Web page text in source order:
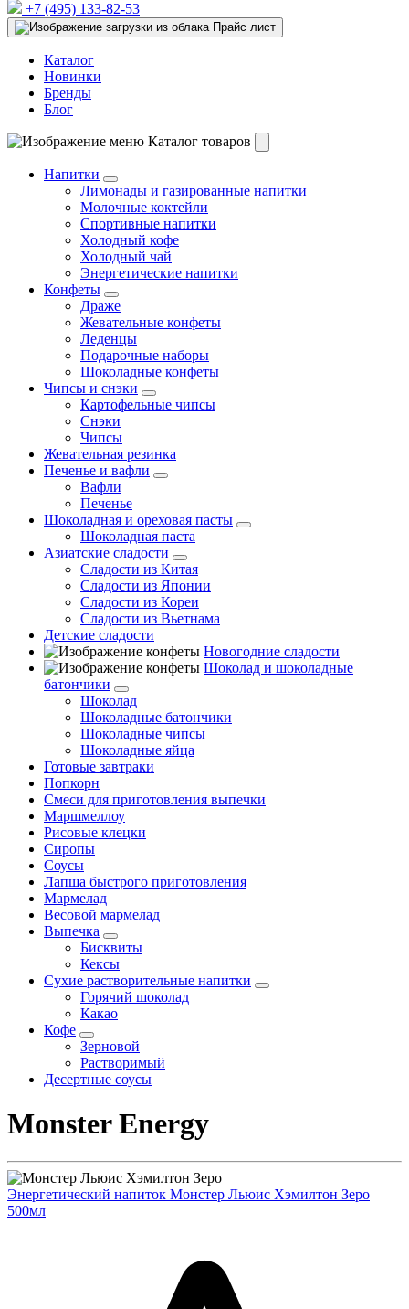
+7 (495) 133-82-53
Прайс лист
Каталог
Новинки
Бренды
Блог
Каталог товаров
Напитки
Лимонады и газированные напитки
Молочные коктейли
Спортивные напитки
Холодный кофе
Холодный чай
Энергетические напитки
Конфеты
Драже
Жевательные конфеты
Леденцы
Подарочные наборы
Шоколадные конфеты
Чипсы и снэки
Картофельные чипсы
Снэки
Чипсы
Жевательная резинка
Печенье и вафли
Вафли
Печенье
Шоколадная и ореховая пасты
Шоколадная паста
Азиатские сладости
Сладости из Китая
Сладости из Японии
Сладости из Кореи
Сладости из Вьетнама
Детские сладости
Новогодние сладости
Шоколад и шоколадные
батончики
Шоколад
Шоколадные батончики
Шоколадные чипсы
Шоколадные яйца
Готовые завтраки
Попкорн
Смеси для приготовления выпечки
Маршмеллоу
Рисовые клецки
Сиропы
Соусы
Лапша быстрого приготовления
Мармелад
Весовой мармелад
Выпечка
Бисквиты
Кексы
Сухие растворительные напитки
Горячий шоколад
Какао
Кофе
Зерновой
Растворимый
Десертные соусы
Monster Energy
Энергетический напиток Монстер Льюис Хэмилтон Зеро
500мл